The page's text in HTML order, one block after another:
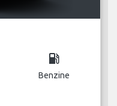
local_gas_station
Benzine